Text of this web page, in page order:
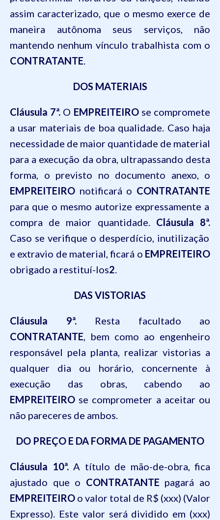
assim caracterizado, que o mesmo exerce de
maneira autônoma seus serviços, não
mantendo nenhum vínculo trabalhista com o
CONTRATANTE.
DOS MATERIAIS
Cláusula 7ª. O EMPREITEIROse compromete
a usar materiais de boa qualidade. Caso haja
necessidade de maior quantidade de material
para a execução da obra, ultrapassando desta
forma, o previsto no documento anexo, o
EMPREITEIRO notificará o CONTRATANTE
para que o mesmo autorize expressamente a
compra de maior quantidade. Cláusula 8ª.
Caso se verifique o desperdício, inutilização
e extravio de material, ficará o EMPREITEIRO
obrigado a restituí-los2.
DAS VISTORIAS
Cláusula 9ª.Resta facultado ao
CONTRATANTE, bem como ao engenheiro
responsável pela planta, realizar vistorias a
qualquer dia ou horário, concernente à
execução das obras, cabendo ao
EMPREITEIRO se comprometer a aceitar ou
não pareceres de ambos.
DO PREÇO E DA FORMA DE PAGAMENTO
Cláusula 10ª.A título de mão-de-obra, fica
ajustado que o CONTRATANTE pagará ao
EMPREITEIRO o valor total de R$ (xxx) (Valor
Expresso). Este valor será dividido em (xxx)